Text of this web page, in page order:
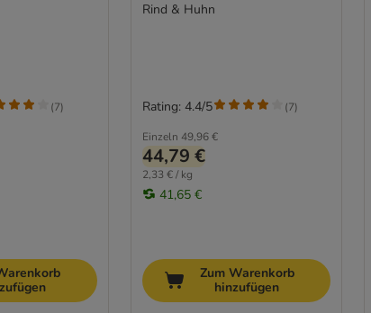
(7)
Rind & Huhn
Einzeln 49,96 €
44,79 €
2,33 € / kg
41,65 €
Rating: 4.4/5 (7)
Zum Warenkorb
hinzufügen